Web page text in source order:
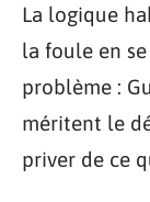
La logique
la foule en
problème :
méritent le
priver de ce